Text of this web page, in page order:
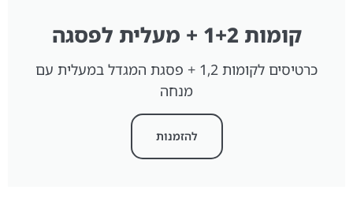
קומות 1+2 + מעלית לפסגה
כרטיסים לקומות 1,2 + פסגת המגדל במעלית עם
מנחה
להזמנות